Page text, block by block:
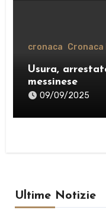
cronaca Cronaca
Usura,
messinese
09/09/2025
Ultime Notizie